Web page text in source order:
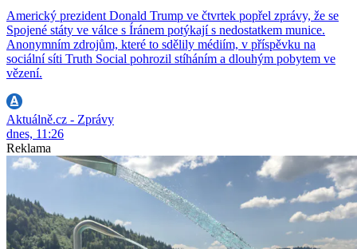
Americký prezident Donald Trump ve čtvrtek popřel zprávy, že se
Spojené státy ve válce s Íránem potýkají s nedostatkem munice.
Anonymním zdrojům, které to sdělily médiím, v příspěvku na
sociální síti Truth Social pohrozil stíháním a dlouhým pobytem ve
vězení.
Aktuálně.cz - Zprávy
dnes, 11:26
Reklama